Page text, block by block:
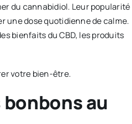
du cannabidiol. Leur popularité
une dose quotidienne de calme.
bienfaits du CBD, les produits
votre bien-être.
au